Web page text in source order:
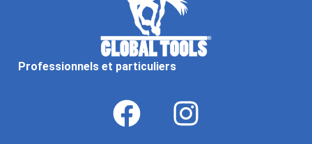
Professionnels et particuliers